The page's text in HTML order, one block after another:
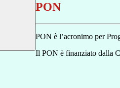
PON
PON è l’acronimo per
Il PON è finanziato dalla